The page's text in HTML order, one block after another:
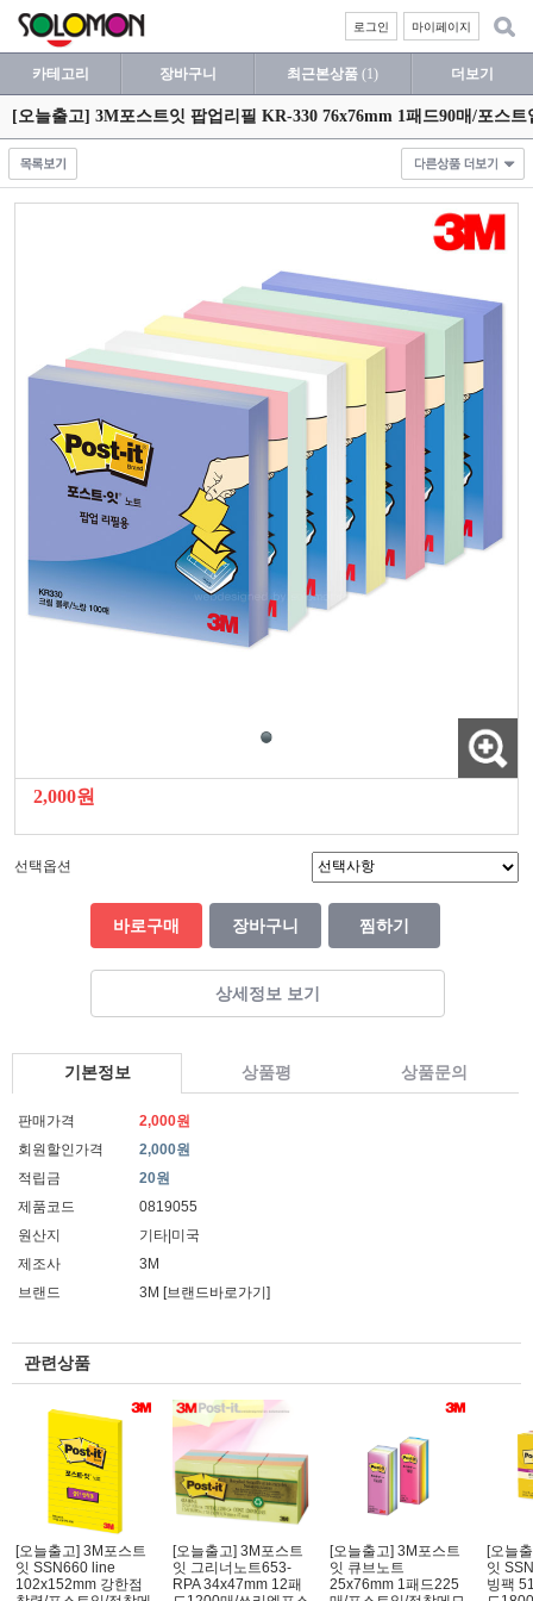
마이페이지
로그인
카테고리 장바구니 최근본상품 (1) 더보기
[오늘출고] 3M포스트잇 팝업리필 KR-330 76x76mm 1패드90매/포스트
2,000원
선택옵션
바로구매 장바구니 찜하기
상세정보 보기
기본정보 상품평 상품문의
판매가격
2,000원
회원할인가격
2,000원
적립금
20원
제품코드
0819055
원산지
기타|미국
제조사
3M
브랜드
3M [브랜드바로가기]
관련상품
[오늘출고] 3M포스트
잇 SSN660 line
102x152mm 강한점
[오늘출고] 3M포스트
잇 그리너노트653-
RPA 34x47mm 12패
[오늘출고] 3M포스트
잇 큐브노트
25x76mm 1패드225
[오늘
잇
빙팩